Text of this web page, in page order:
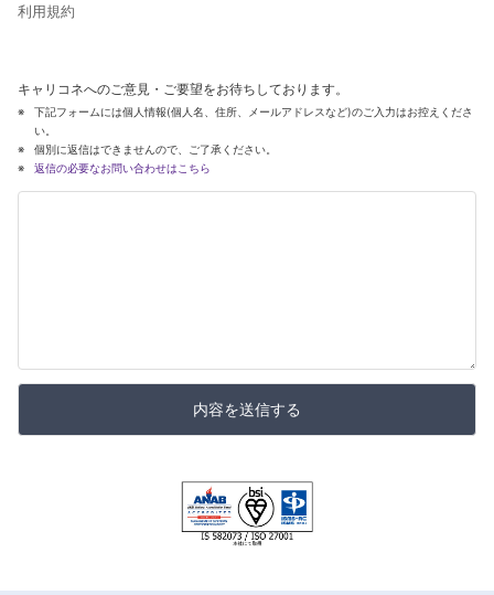
利用規約
キャリコネへのご意見・ご要望をお待ちしております。
下記フォームには個人情報(個人名、住所、メールアドレスなど)のご入力はお控えくださ
い。
個別に返信はできませんので、ご了承ください。
返信の必要なお問い合わせはこちら
内容を送信する